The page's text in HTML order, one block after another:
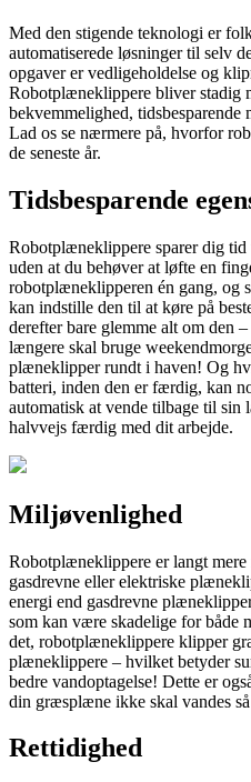
Med den stigende teknologi er
automatiserede løsninger til selv
opgaver er vedligeholdelse og
Robotplæneklippere bliver stadig
bekvemmelighed,
Lad os se nærmere på, hvorfor
de seneste år.
Tidsbesparende
Robotplæneklippere sparer dig
uden at du behøver at løfte en
robotplæneklipperen én gang, og
kan indstille den til at køre på
derefter bare glemme alt om den
længere skal bruge
plæneklipper rundt i haven! Og
batteri, inden den er færdig, kan
automatisk at vende tilbage til sin
halvvejs færdig med dit arbejde.
Miljøvenlighed
Robotplæneklippere er langt
gasdrevne eller elektriske
energi end gasdrevne
som kan være skadelige for både
det, robotplæneklippere klipper
plæneklippere – hvilket betyder
bedre vandoptagelse! Dette er
din græsplæne ikke skal vandes så
Rettidighed